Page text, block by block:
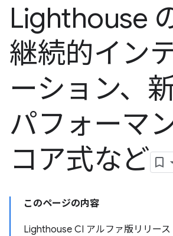
Lighthouse
継続的イン
ーション、
パフォーマ
コア式など
このページの内容
Lighthouse CI アルファ版リリース